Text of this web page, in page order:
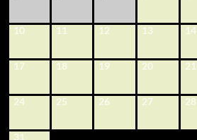
10 11 12 13 14
17 18 19 20 21
24 25 26 27 28
31